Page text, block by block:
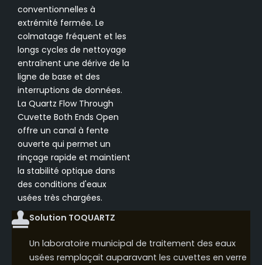
conventionnelles à
extrémité fermée. Le
colmatage fréquent et les
longs cycles de nettoyage
entraînent une dérive de la
ligne de base et des
interruptions de données.
La Quartz Flow Through
Cuvette Both Ends Open
offre un canal à fente
ouverte qui permet un
rinçage rapide et maintient
la stabilité optique dans
des conditions d'eaux
usées très chargées.
Solution TOQUARTZ
Un laboratoire municipal de traitement des eaux
usées remplaçait auparavant les cuvettes en verre